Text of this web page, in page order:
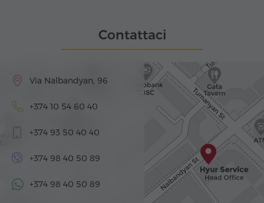
Contattaci
Via Nalbandyan, 96
+374 10 54 60 40
+374 93 50 40 40
+374 98 40 50 89
+374 98 40 50 89